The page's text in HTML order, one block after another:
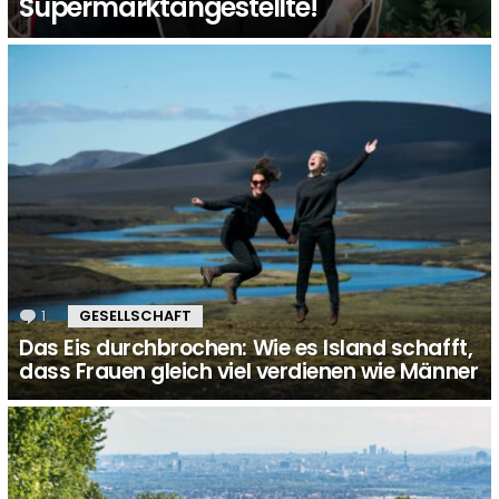
1 Kommentar
GESELLSCHAFT
Das Eis durchbrochen: Wie es Island schafft,
dass Frauen gleich viel verdienen wie Männer